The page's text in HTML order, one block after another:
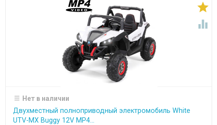


Нет в наличии
Двухместный полноприводный электромобиль White
UTV-MX Buggy 12V MP4...